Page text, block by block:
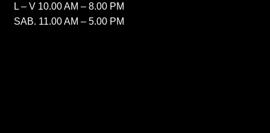
L – V 10.00 AM – 8.00 PM
SAB. 11.00 AM – 5.00 PM